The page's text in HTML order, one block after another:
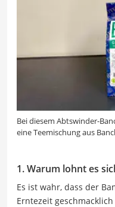
Bei diesem Abtswinder-
eine Teemischung aus
1. Warum lohnt es
Es ist wahr, dass der
Erntezeit